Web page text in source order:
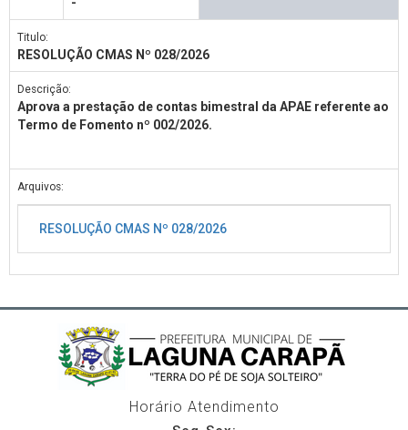
Titulo:
RESOLUÇÃO CMAS Nº 028/2026
Descrição:
Aprova a prestação de contas bimestral da APAE referente ao
Termo de Fomento nº 002/2026.
Arquivos:
RESOLUÇÃO CMAS Nº 028/2026
Horário Atendimento